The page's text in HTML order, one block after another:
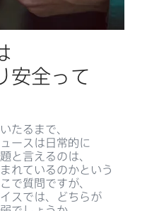
安全って​
たるまで、​
ースは​日常的に​
と​言えるのは、​
れているのかと​いう​
で​質問ですが、​
スでは、​どちらが​